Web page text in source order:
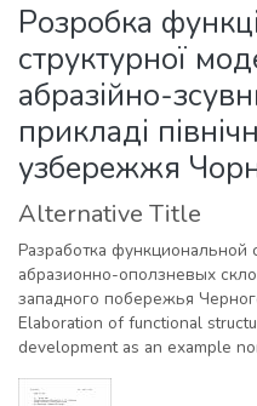
Statistics
Розробка
структурної
абразійно-
прикладі
узбережжя
Alternative Title
Разработка функциональной
абразионно-оползневых
западного побережья
Elaboration of functional
development as an example